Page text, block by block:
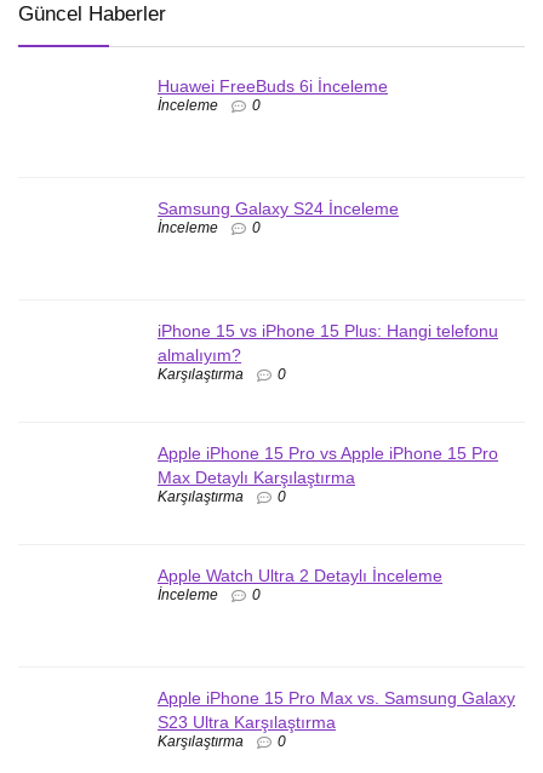
Güncel Haberler
Huawei FreeBuds 6i İnceleme
İnceleme 0
Samsung Galaxy S24 İnceleme
İnceleme 0
iPhone 15 vs iPhone 15 Plus: Hangi telefonu
almalıyım?
Karşılaştırma 0
Apple iPhone 15 Pro vs Apple iPhone 15 Pro
Max Detaylı Karşılaştırma
Karşılaştırma 0
Apple Watch Ultra 2 Detaylı İnceleme
İnceleme 0
Apple iPhone 15 Pro Max vs. Samsung Galaxy
S23 Ultra Karşılaştırma
Karşılaştırma 0